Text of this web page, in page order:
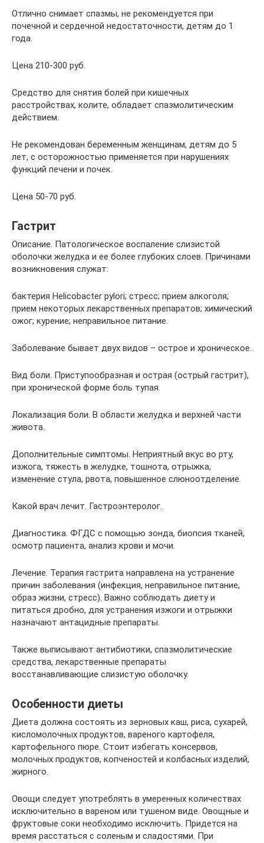
Отлично снимает спазмы, не рекомендуется при
почечной и сердечной недостаточности, детям до 1
года.
Цена 210-300 руб.
Средство для снятия болей при кишечных
расстройствах, колите, обладает спазмолитическим
действием.
Не рекомендован беременным женщинам, детям до 5
лет, с осторожностью применяется при нарушениях
функций печени и почек.
Цена 50-70 руб.
Гастрит
Описание. Патологическое воспаление слизистой
оболочки желудка и ее более глубоких слоев. Причинами
возникновения служат:
бактерия Helicobacter pylori; стресс; прием алкоголя;
прием некоторых лекарственных препаратов; химический
ожог; курение; неправильное питание.
Заболевание бывает двух видов – острое и хроническое.
Вид боли. Приступообразная и острая (острый гастрит),
при хронической форме боль тупая.
Локализация боли. В области желудка и верхней части
живота.
Дополнительные симптомы. Неприятный вкус во рту,
изжога, тяжесть в желудке, тошнота, отрыжка,
изменение стула, рвота, повышенное слюноотделение.
Какой врач лечит. Гастроэнтеролог.
Диагностика. ФГДС с помощью зонда, биопсия тканей,
осмотр пациента, анализ крови и мочи.
Лечение. Терапия гастрита направлена на устранение
причин заболевания (инфекция, неправильное питание,
образ жизни, стресс). Важно соблюдать диету и
питаться дробно, для устранения изжоги и отрыжки
назначают антацидные препараты.
Также выписывают антибиотики, спазмолитические
средства, лекарственные препараты
восстанавливающие слизистую оболочку.
Особенности диеты
Диета должна состоять из зерновых каш, риса, сухарей,
кисломолочных продуктов, вареного картофеля,
картофельного пюре. Стоит избегать консервов,
молочных продуктов, копченостей и колбасных изделий,
жирного.
Овощи следует употреблять в умеренных количествах
исключительно в вареном или тушеном виде. Овощные и
фруктовые соки необходимо исключить. Придется на
время расстаться с соленым и сладостями. При